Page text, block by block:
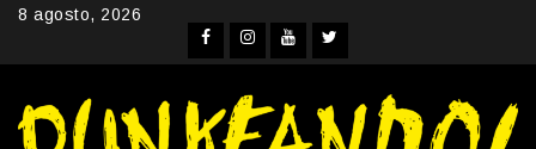
Skip8 agosto, 2026
Facebook
Instagram
YouTube
Twitter